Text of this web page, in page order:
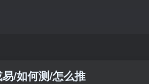
/如何测/怎么推